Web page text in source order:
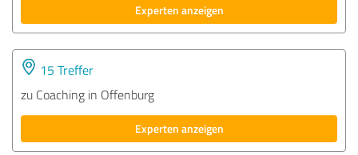
Experten anzeigen
15 Treffer
zu Coaching in Offenburg
Experten anzeigen